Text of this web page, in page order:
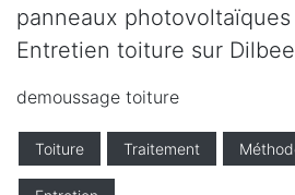
panneaux
Entretien toiture sur
demoussage toiture
Toiture Traitement